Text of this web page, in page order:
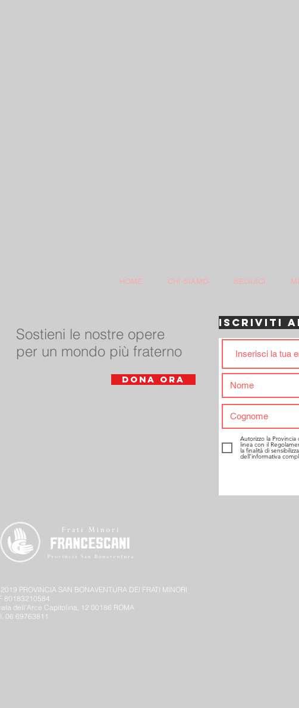
HOME CHI SIAMO SEGUICI
ISCRIVITI
Autorizzo la
linea con il
la finalità di
dell’informativa
DONA ORA
Sostieni le nostre opere
per un mondo più fraterno
PROVINCIA SAN BONAVENTURA DEI FRATI MINORI
80183210584
dell'Arce Capitolina, 12 00186 ROMA
06 69763811